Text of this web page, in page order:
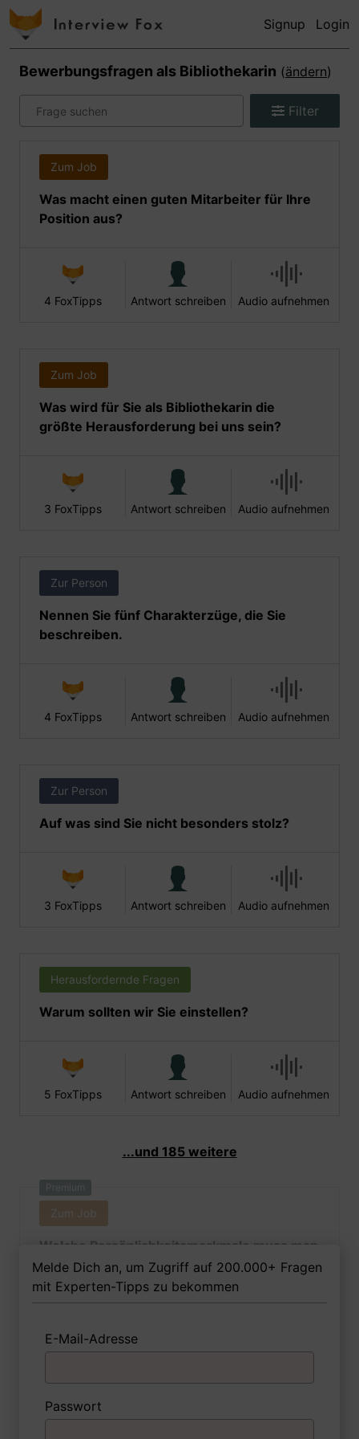
Signup Login
Bewerbungsfragen als Bibliothekarin (ändern)
Filter
Zum Job
Was macht einen guten Mitarbeiter für Ihre
Position aus?
4 FoxTipps Antwort schreiben Audio aufnehmen
Zum Job
Was wird für Sie als Bibliothekarin die
größte Herausforderung bei uns sein?
3 FoxTipps Antwort schreiben Audio aufnehmen
Zur Person
Nennen Sie fünf Charakterzüge, die Sie
beschreiben.
4 FoxTipps Antwort schreiben Audio aufnehmen
Zur Person
Auf was sind Sie nicht besonders stolz?
3 FoxTipps Antwort schreiben Audio aufnehmen
Herausfordernde Fragen
Warum sollten wir Sie einstellen?
5 FoxTipps Antwort schreiben Audio aufnehmen
...und 185 weitere
Premium
Zum Job
Welche Persönlichkeitsmerkmale muss man
als Bibliothekarin Ihrer Meinung nach
besitzen, um in dem Job erfolgreich zu
sein?
1 FoxTipp Antwort schreiben Audio aufnehmen
Melde Dich an, um Zugriff auf 200.000+ Fragen
mit Experten-Tipps zu bekommen
E-Mail-Adresse
Passwort